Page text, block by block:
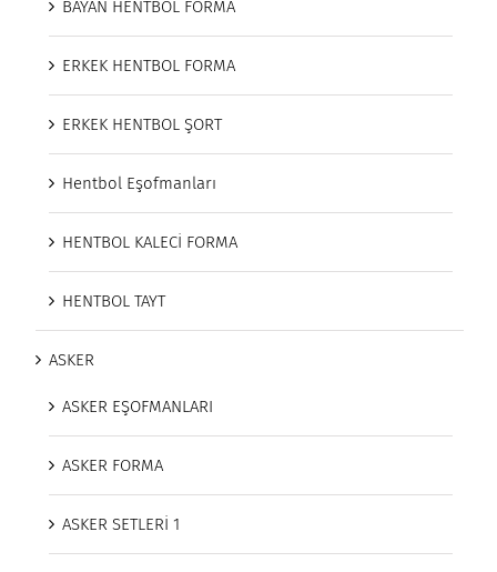
BAYAN HENTBOL FORMA
ERKEK HENTBOL FORMA
ERKEK HENTBOL ŞORT
Hentbol Eşofmanları
HENTBOL KALECİ FORMA
HENTBOL TAYT
ASKER
ASKER EŞOFMANLARI
ASKER FORMA
ASKER SETLERİ 1